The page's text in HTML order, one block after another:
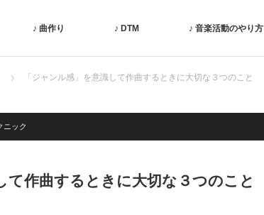
♪ 曲作り ♪ DTM ♪ 音楽活動のやり方
「ジャンル感」を意識して作曲するときに大切な３つのこと
ニック
て作曲するときに大切な３つのこと